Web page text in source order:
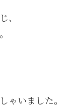
、
ゃいました。